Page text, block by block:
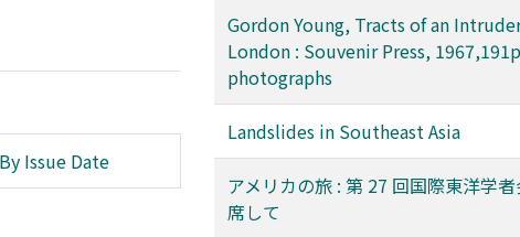
By Issue Date
Gordon Young, Tracts of an
London : Souvenir Press,
photographs
Landslides in Southeast Asia
アメリカの旅 : 第 27 回国際東洋学
席して